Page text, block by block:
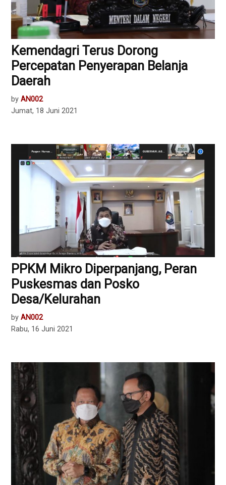
Kemendagri Terus Dorong
Percepatan Penyerapan Belanja
Daerah
by AN002
Jumat, 18 Juni 2021
PPKM Mikro Diperpanjang, Peran
Puskesmas dan Posko
Desa/Kelurahan
by AN002
Rabu, 16 Juni 2021